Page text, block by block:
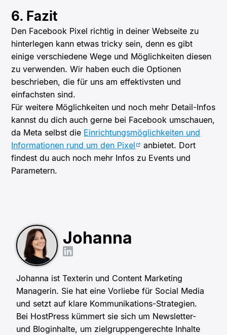
6. Fazit
Den Facebook Pixel richtig in deiner Webseite zu
hinterlegen kann etwas tricky sein, denn es gibt
einige verschiedene Wege und Möglichkeiten diesen
zu verwenden. Wir haben euch die Optionen
beschrieben, die für uns am effektivsten und
einfachsten sind.
Für weitere Möglichkeiten und noch mehr Detail-Infos
kannst du dich auch gerne bei Facebook umschauen,
da Meta selbst die Einrichtungsmöglichkeiten und
Informationen rund um den Pixel
anbietet. Dort
findest du auch noch mehr Infos zu Events und
Parametern.
Johanna
Johanna ist Texterin und Content Marketing
Managerin. Sie hat eine Vorliebe für Social Media
und setzt auf klare Kommunikations-Strategien.
Bei HostPress kümmert sie sich um Newsletter-
und Bloginhalte, um zielgruppengerechte Inhalte